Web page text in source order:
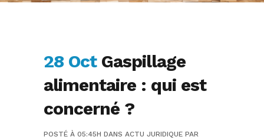
28 OctGaspillage
alimentaire : qui est
concerné ?
POSTÉ À 05:45H DANS ACTU JURIDIQUE PAR